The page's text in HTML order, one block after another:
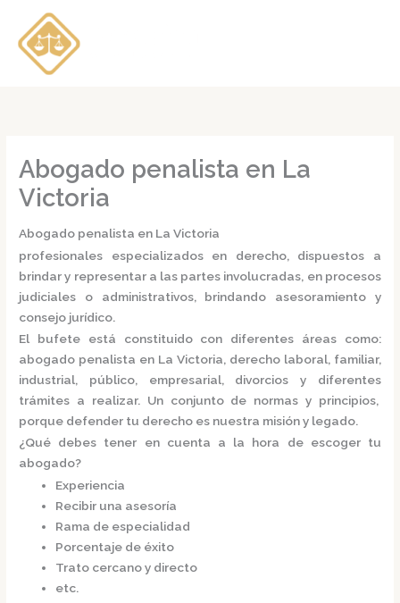
contenido
Abogado penalista en La
Victoria
Abogado penalista en La Victoria
profesionales especializados en derecho, dispuestos a
brindar y representar a las partes involucradas, en procesos
judiciales o administrativos, brindando asesoramiento y
consejo jurídico.
El bufete está constituido con diferentes áreas como:
abogado penalista en La Victoria, derecho laboral, familiar,
industrial, público, empresarial, divorcios y diferentes
trámites a realizar. Un conjunto de normas y principios,
porque defender tu derecho es nuestra misión y legado.
¿Qué debes tener en cuenta a la hora de escoger tu
abogado?
Experiencia
Recibir una asesoría
Rama de especialidad
Porcentaje de éxito
Trato cercano y directo
etc.